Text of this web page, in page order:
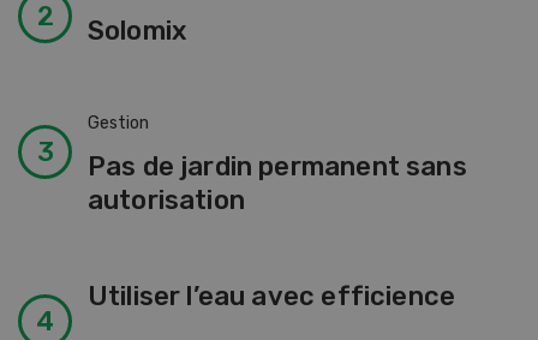
Solomix
Gestion
Pas de jardin permanent sans
autorisation
Utiliser l’eau avec efficience